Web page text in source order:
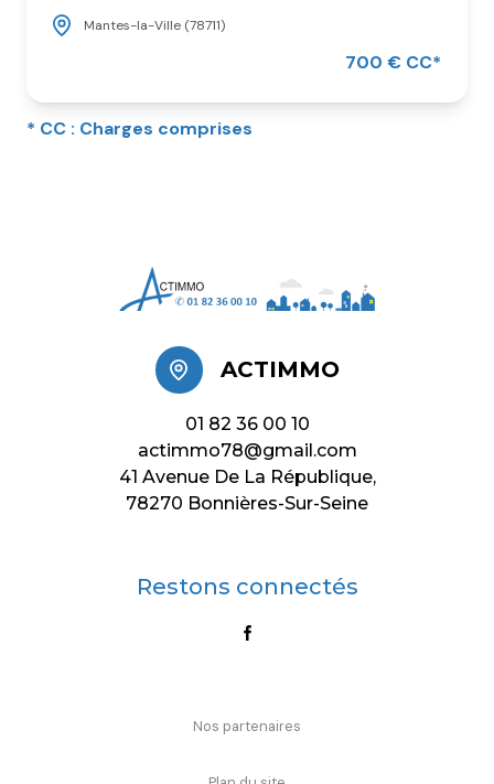
Mantes-la-Ville (78711)
700 € CC*
* CC : Charges comprises
ACTIMMO
01 82 36 00 10
actimmo78@gmail.com
41 Avenue De La République,
78270 Bonnières-Sur-Seine
Restons connectés
Nos partenaires